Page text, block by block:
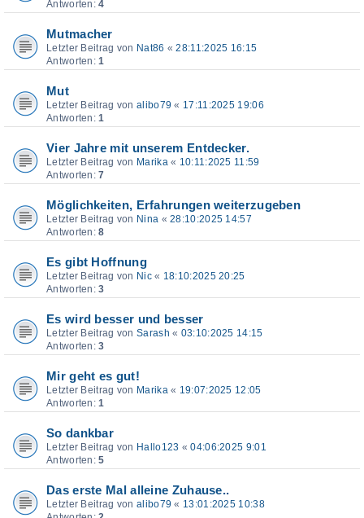
Antworten:4
Mutmacher
Letzter Beitrag von Nat86 «28:11:2025 16:15
Antworten:1
Mut
Letzter Beitrag von alibo79 « 17:11:2025 19:06
Antworten:1
Vier Jahre mit unserem Entdecker.
Letzter Beitrag von Marika« 10:11:2025 11:59
Antworten:7
Möglichkeiten, Erfahrungen weiterzugeben
Letzter Beitrag von Nina «28:10:2025 14:57
Antworten:8
Es gibt Hoffnung
Letzter Beitrag von Nic« 18:10:2025 20:25
Antworten:3
Es wird besser und besser
Letzter Beitrag von Sarash « 03:10:2025 14:15
Antworten:3
Mir geht es gut!
Letzter Beitrag von Marika« 19:07:2025 12:05
Antworten:1
So dankbar
Letzter Beitrag von Hallo123 «04:06:2025 9:01
Antworten:5
Das erste Mal alleine Zuhause..
Letzter Beitrag von alibo79 « 13:01:2025 10:38